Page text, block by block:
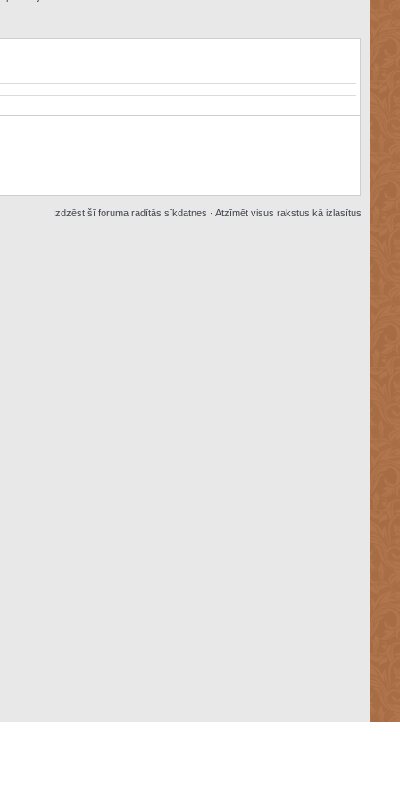
Izdzēst šī foruma radītās sīkdatnes · Atzīmēt visus rakstus kā izlasītus